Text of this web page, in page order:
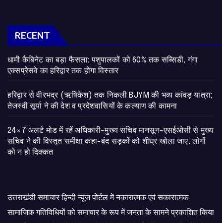
RECENT
​धामी कैबिनेट का बड़ा फैसला: पशुपालकों को 60% तक सब्सिडी, गंगा
एक्सप्रेसवे का हरिद्वार तक होगा विस्तार
​हरिद्वार से वीरभद्र (ऋषिकेश) तक निकली BJYM की भव्य कांवड़ यात्रा;
तेजस्वी सूर्या ने की देश व प्रदेशवासियों के कल्याण की कामना
24×7 अलर्ट मोड में रहें अधिकारी-मुख्य सचिव मानसून-एसईओसी से मुख्य
सचिव ने की विस्तृत समीक्षा कहा-बंद सड़कों को शीघ्र खोला जाए, लोगों
को न हो दिक्कत
उत्तराखंडी समाचार हिन्दी न्यूज पोर्टल में नकारात्मक एवं सकारात्मक
सामाजिक गतिविधियों को समाचार के रूप में जनता के सामने प्रकाशित किया